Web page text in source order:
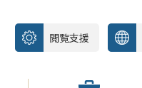
閲覧支援